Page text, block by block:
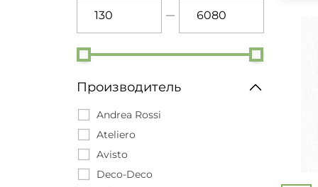
Производитель
Andrea Rossi
Ateliero
Avisto
Deco-Deco